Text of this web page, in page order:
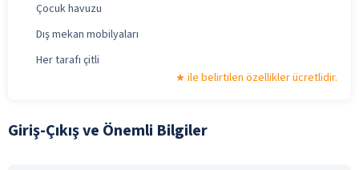
Çocuk havuzu
Dış mekan mobilyaları
Her tarafı çitli
ile belirtilen özellikler ücretlidir.
Giriş-Çıkış ve Önemli Bilgiler